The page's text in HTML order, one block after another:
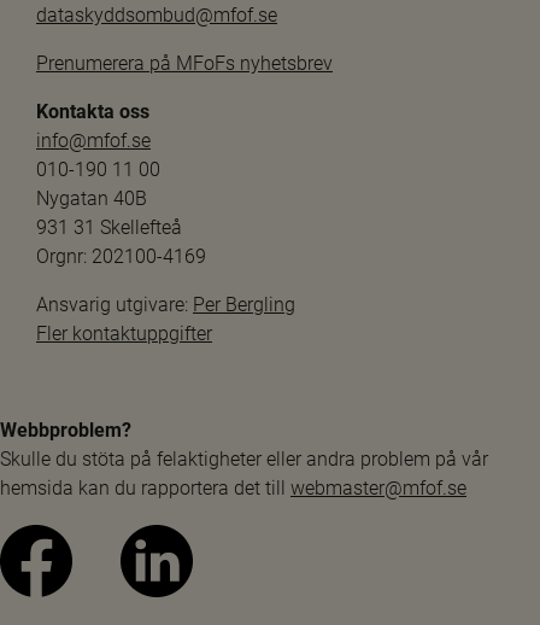
dataskyddsombud@mfof.se
Prenumerera på MFoFs nyhetsbrev
Kontakta oss
info@mfof.se
010-190 11 00
Nygatan 40B
931 31 Skellefteå
Orgnr: 202100-4169
Ansvarig utgivare: Per Bergling
Fler kontaktuppgifter
Webbproblem?
Skulle du stöta på felaktigheter eller andra problem på vår
hemsida kan du rapportera det till webmaster@mfof.se